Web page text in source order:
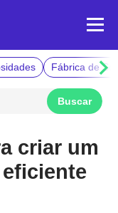
Fábrica de
criar um